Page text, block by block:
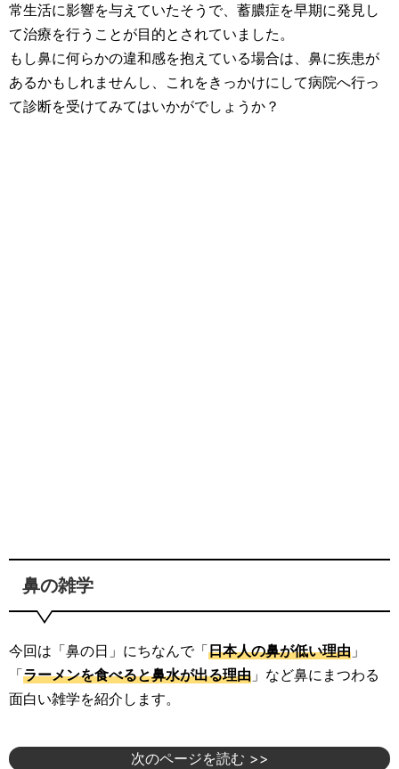
常生活に影響を与えていたそうで、蓄膿症を早期に発見し
て治療を行うことが目的とされていました。
もし鼻に何らかの違和感を抱えている場合は、鼻に疾患が
あるかもしれませんし、これをきっかけにして病院へ行っ
て診断を受けてみてはいかがでしょうか？
鼻の雑学
今回は「鼻の日」にちなんで「日本人の鼻が低い理由 」
「ラーメンを食べると鼻水が出る理由 」など鼻にまつわる
面白い雑学を紹介します。
次のページを読む >>